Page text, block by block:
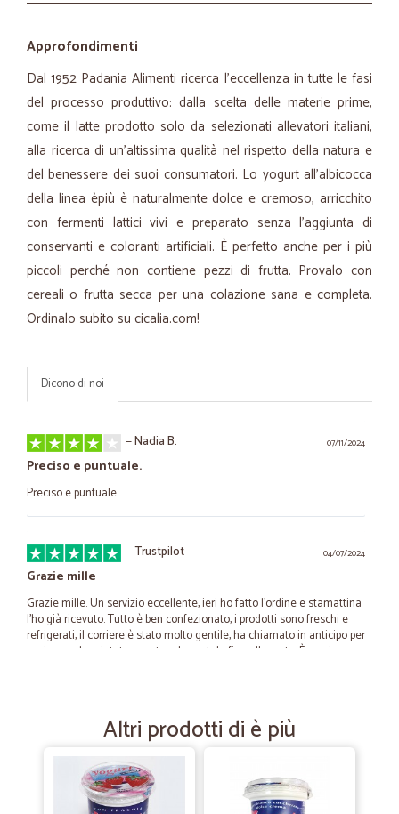
Approfondimenti
Dal 1952 Padania Alimenti ricerca l’eccellenza in tutte le fasi
del processo produttivo: dalla scelta delle materie prime,
come il latte prodotto solo da selezionati allevatori italiani,
alla ricerca di un’altissima qualità nel rispetto della natura e
del benessere dei suoi consumatori. Lo yogurt all'albicocca
della linea èpiù è naturalmente dolce e cremoso, arricchito
con fermenti lattici vivi e preparato senza l’aggiunta di
conservanti e coloranti artificiali. È perfetto anche per i più
piccoli perché non contiene pezzi di frutta. Provalo con
cereali o frutta secca per una colazione sana e completa.
Ordinalo subito su cicalia.com!
Dicono di noi
07/11/2024
—Nadia B.
Preciso e puntuale.
Preciso e puntuale.
04/07/2024
—Trustpilot
Grazie mille
Grazie mille. Un servizio eccellente, ieri ho fatto l'ordine e stamattina
l'ho già ricevuto. Tutto è ben confezionato, i prodotti sono freschi e
refrigerati, il corriere è stato molto gentile, ha chiamato in anticipo per
avvisare e ha aiutato a portare la scatola fino alla porta. È un piacere
—Daniele C.
È un piacere fare la spesa da voi, veloci e consegna perfetta.....
Consigliatissimo
Altri prodotti di è più